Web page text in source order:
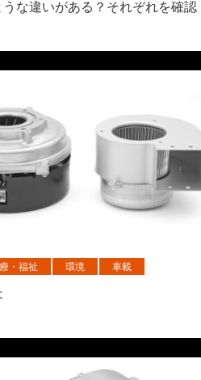
うな違いがある？それぞれを確認
・福祉 環境 車載